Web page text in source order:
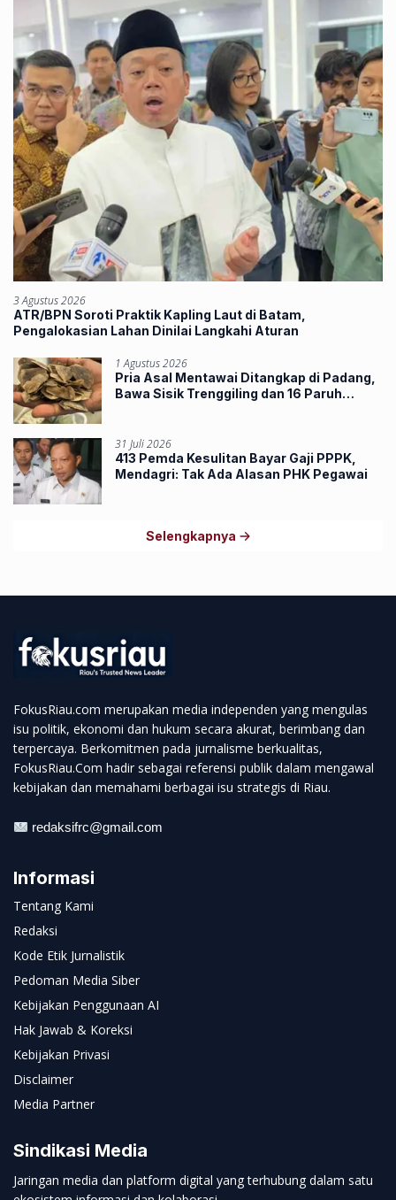
3 Agustus 2026
ATR/BPN Soroti Praktik Kapling Laut di Batam,
Pengalokasian Lahan Dinilai Langkahi Aturan
1 Agustus 2026
Pria Asal Mentawai Ditangkap di Padang,
Bawa Sisik Trenggiling dan 16 Paruh
31 Juli 2026
413 Pemda Kesulitan Bayar Gaji PPPK,
Mendagri: Tak Ada Alasan PHK Pegawai
Selengkapnya
FokusRiau.com merupakan media independen yang mengulas
isu politik, ekonomi dan hukum secara akurat, berimbang dan
terpercaya. Berkomitmen pada jurnalisme berkualitas,
FokusRiau.Com hadir sebagai referensi publik dalam mengawal
kebijakan dan memahami berbagai isu strategis di Riau.
redaksifrc@gmail.com
Informasi
Tentang Kami
Redaksi
Kode Etik Jurnalistik
Pedoman Media Siber
Kebijakan Penggunaan AI
Hak Jawab & Koreksi
Kebijakan Privasi
Disclaimer
Media Partner
Sindikasi Media
Jaringan media dan platform digital yang terhubung dalam satu